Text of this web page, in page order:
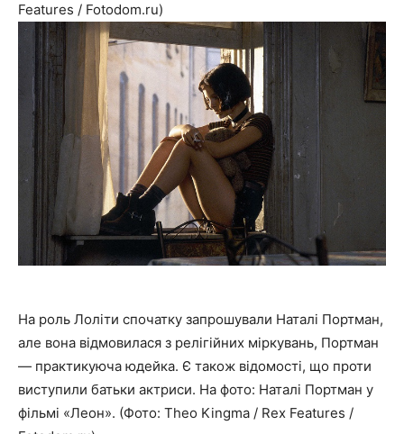
Features / Fotodom.ru)
На роль Лоліти спочатку запрошували Наталі Портман,
але вона відмовилася з релігійних міркувань, Портман
— практикуюча юдейка. Є також відомості, що проти
виступили батьки актриси. На фото: Наталі Портман у
фільмі «Леон». (Фото: Theo Kingma / Rex Features /